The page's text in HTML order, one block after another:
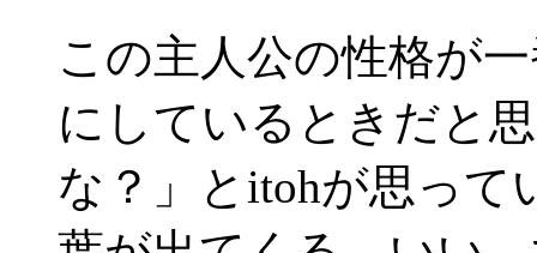
この主人公の性格が
にしているときだと
な？」とitohが思って